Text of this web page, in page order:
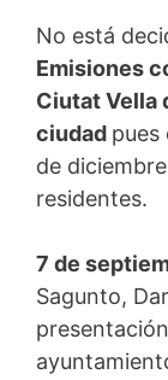
No está
Emisiones
Ciutat Vella
ciudad pues
de
residentes.
7 de
Sagunto,